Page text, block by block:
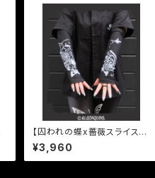
【囚われの蝶x薔薇スライスPt
アームCover】
¥3,960